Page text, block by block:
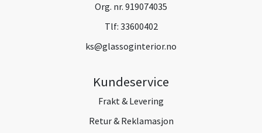
Org. nr. 919074035
Tlf: 33600402
ks@glassoginterior.no
Kundeservice
Frakt & Levering
Retur & Reklamasjon